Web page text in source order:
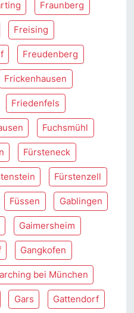
Fraunberg
Freising
Freudenberg
Frickenhausen
Friedenfels
Fuchsmühl
Fürsteneck
Fürstenzell
Füssen Gablingen
Gaimersheim
Gangkofen
bei München
Gars Gattendorf